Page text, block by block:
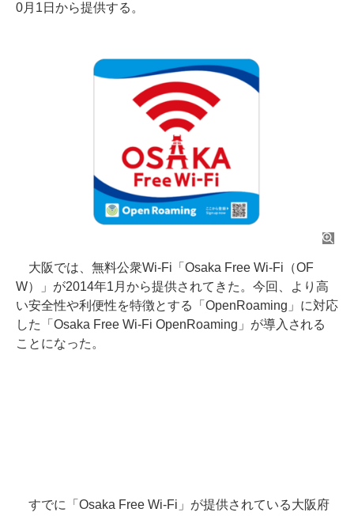
0月1日から提供する。
大阪では、無料公衆Wi-Fi「Osaka Free Wi-Fi（OF
W）」が2014年1月から提供されてきた。今回、より高
い安全性や利便性を特徴とする「OpenRoaming」に対応
した「Osaka Free Wi-Fi OpenRoaming」が導入される
ことになった。
すでに「Osaka Free Wi-Fi」が提供されている大阪府